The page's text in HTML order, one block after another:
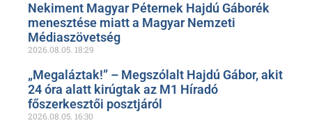
Nekiment Magyar Péternek Hajdú Gáborék
menesztése miatt a Magyar Nemzeti
Médiaszövetség
2026.08.05. 18:29
„Megaláztak!” – Megszólalt Hajdú Gábor, akit
24 óra alatt kirúgtak az M1 Híradó
főszerkesztői posztjáról
2026.08.05. 16:30